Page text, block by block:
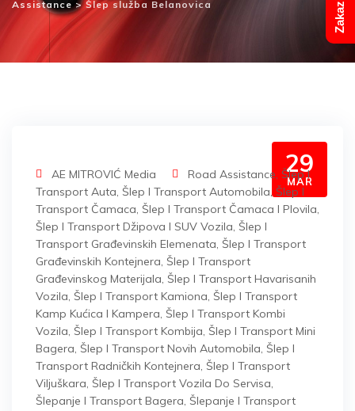
Assistance>Šlep služba Belanovica
29
MAR
AE MITROVIĆ Media Road Assistance, Šlep I
Transport Auta, Šlep I Transport Automobila, Šlep I
Transport Čamaca, Šlep I Transport Čamaca I Plovila,
Šlep I Transport Džipova I SUV Vozila, Šlep I
Transport Građevinskih Elemenata, Šlep I Transport
Građevinskih Kontejnera, Šlep I Transport
Građevinskog Materijala, Šlep I Transport Havarisanih
Vozila, Šlep I Transport Kamiona, Šlep I Transport
Kamp Kućica I Kampera, Šlep I Transport Kombi
Vozila, Šlep I Transport Kombija, Šlep I Transport Mini
Bagera, Šlep I Transport Novih Automobila, Šlep I
Transport Radničkih Kontejnera, Šlep I Transport
Viljuškara, Šlep I Transport Vozila Do Servisa,
Šlepanje I Transport Bagera, Šlepanje I Transport